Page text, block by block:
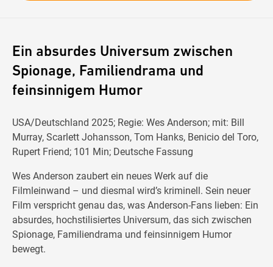
Ein absurdes Universum zwischen
Spionage, Familiendrama und
feinsinnigem Humor
USA/Deutschland 2025; Regie: Wes Anderson; mit: Bill
Murray, Scarlett Johansson, Tom Hanks, Benicio del Toro,
Rupert Friend; 101 Min; Deutsche Fassung
Wes Anderson zaubert ein neues Werk auf die
Filmleinwand – und diesmal wird’s kriminell. Sein neuer
Film verspricht genau das, was Anderson-Fans lieben: Ein
absurdes, hochstilisiertes Universum, das sich zwischen
Spionage, Familiendrama und feinsinnigem Humor
bewegt.